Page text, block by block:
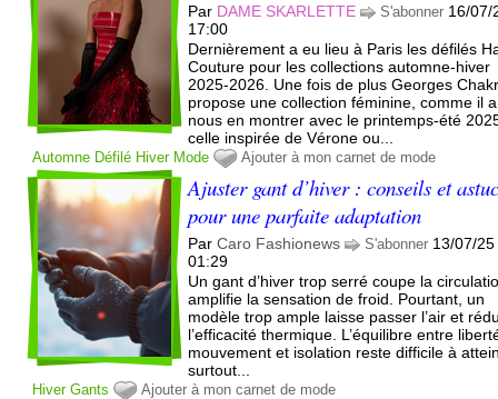
Par DAME SKARLETTE S'abonner 16/07/
17:00
Dernièrement a eu lieu à Paris les défilés
Couture pour les collections automne-hiver
2025-2026. Une fois de plus Georges
propose une collection féminine, comme il
nous en montrer avec le printemps-été
celle inspirée de Vérone ou...
Automne Défilé Hiver Mode Ajouter à mon carnet de mode
Ajuster gant d’hiver : conseils et
pour une parfaite adaptation
ParCaro Fashionews S'abonner 13/07/25
01:29
Un gant d’hiver trop serré coupe la
amplifie la sensation de froid. Pourtant, un
modèle trop ample laisse passer l’air et
l’efficacité thermique. L’équilibre entre
mouvement et isolation reste difficile à
surtout...
Hiver Gants Ajouter à mon carnet de mode